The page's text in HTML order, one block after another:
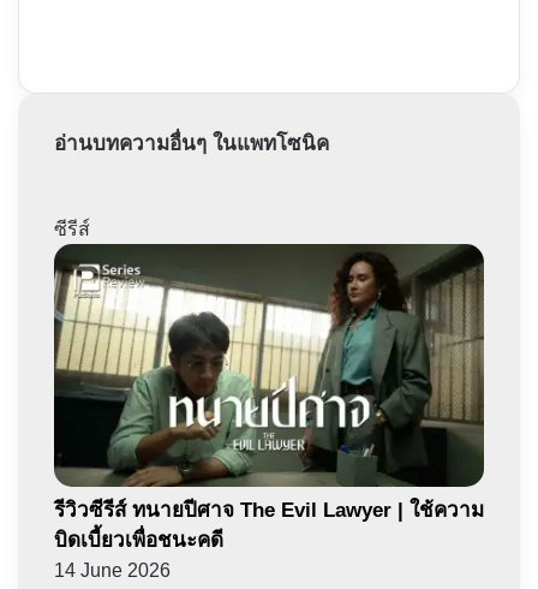
อ่านบทความอื่นๆ ในแพทโซนิค
ซีรีส์
รีวิวซีรีส์ ทนายปีศาจ The Evil Lawyer | ใช้ความ
บิดเบี้ยวเพื่อชนะคดี
14 June 2026